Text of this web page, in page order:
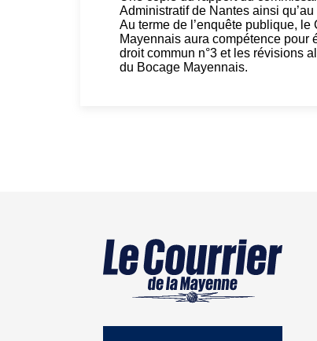
Administratif de Nantes ainsi qu’au
Au terme de l’enquête publique,
Mayennais aura compétence pour
droit commun n°3 et les révisions
du Bocage Mayennais.